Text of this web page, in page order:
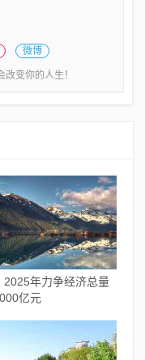
微博
变你的人生！
2025年力争经济总量
亿元